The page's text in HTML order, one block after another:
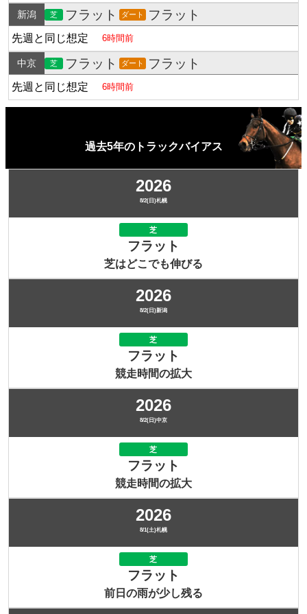
新潟 芝 フラット ダート フラット
先週と同じ想定 6時間前
中京 芝 フラット ダート フラット
先週と同じ想定 6時間前
過去5年のトラックバイアス
2026
8/2(日)札幌
芝
フラット
芝はどこでも伸びる
2026
8/2(日)新潟
芝
フラット
競走時間の拡大
2026
8/2(日)中京
芝
フラット
競走時間の拡大
2026
8/1(土)札幌
芝
フラット
前日の雨が少し残る